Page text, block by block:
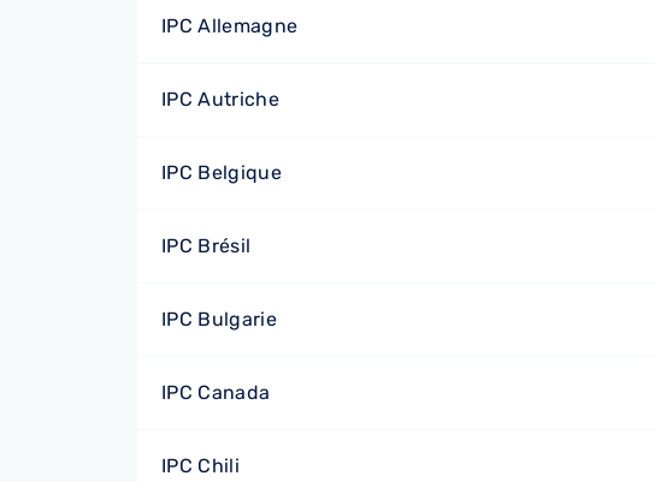
IPC Allemagne
IPC Autriche
IPC Belgique
IPC Brésil
IPC Bulgarie
IPC Canada
IPC Chili